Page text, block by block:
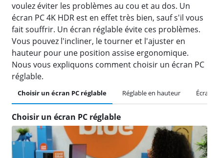
voulez éviter les problèmes au cou et au dos. Un
écran PC 4K HDR est en effet très bien, sauf s'il vous
fait souffrir. Un écran réglable évite ces problèmes.
Vous pouvez l'incliner, le tourner et l'ajuster en
hauteur pour une position assise ergonomique.
Nous vous expliquons comment choisir un écran PC
réglable.
Choisir un écran PC réglable Réglable en hauteur Écran
Choisir un écran PC réglable